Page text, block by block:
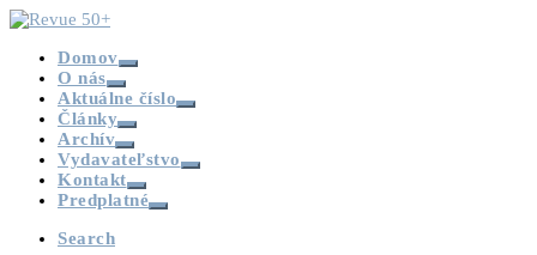
Domov
O nás
Aktuálne číslo
Články
Archív
Vydavateľstvo
Kontakt
Predplatné
Search